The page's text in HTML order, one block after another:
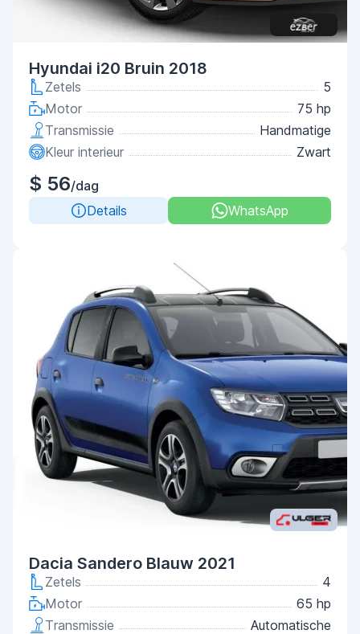
Hyundai i20 Bruin 2018
Zetels
5
Motor
75 hp
Transmissie
Handmatige
Kleur interieur
Zwart
$ 56/dag
Details
WhatsApp
Dacia Sandero Blauw 2021
Zetels
4
Motor
65 hp
Transmissie
Automatische